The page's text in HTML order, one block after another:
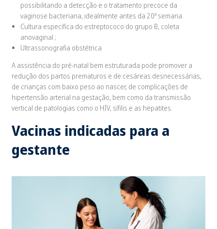
possibilitando a detecção e o tratamento precoce da
vaginose bacteriana, idealmente antes da 20ª semana.
Cultura específica do estreptococo do grupo B, coleta
anovaginal ;
Ultrassonografia obstétrica
A assistência do pré-natal bem estruturada pode promover a
redução dos partos prematuros e de cesáreas desnecessárias,
de crianças com baixo peso ao nascer, de complicações de
hipertensão arterial na gestação, bem como da transmissão
vertical de patologias como o HIV, sífilis e as hepatites.
Vacinas indicadas para a
gestante